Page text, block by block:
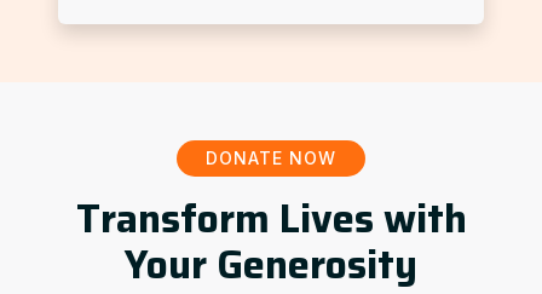
DONATE NOW
Transform Lives with
Your Generosity